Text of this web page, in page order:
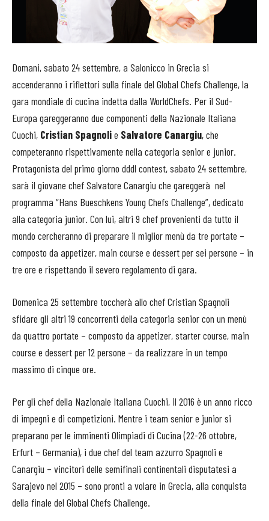
Domani, sabato 24 settembre, a Salonicco in Grecia si
accenderanno i riflettori sulla finale del Global Chefs Challenge, la
gara mondiale di cucina indetta dalla WorldChefs. Per il Sud-
Europa gareggeranno due componenti della Nazionale Italiana
Cuochi, Cristian Spagnolie Salvatore Canargiu, che
competeranno rispettivamente nella categoria senior e junior.
Protagonista del primo giorno dddl contest, sabato 24 settembre,
sarà il giovane chef Salvatore Canargiu che gareggerà nel
programma “Hans Bueschkens Young Chefs Challenge”, dedicato
alla categoria junior. Con lui, altri 9 chef provenienti da tutto il
mondo cercheranno di preparare il miglior menù da tre portate –
composto da appetizer, main course e dessert per sei persone – in
tre ore e rispettando il severo regolamento di gara.
Domenica 25 settembre toccherà allo chef Cristian Spagnoli
sfidare gli altri 19 concorrenti della categoria senior con un menù
da quattro portate – composto da appetizer, starter course, main
course e dessert per 12 persone – da realizzare in un tempo
massimo di cinque ore.
Per gli chef della Nazionale Italiana Cuochi, il 2016 è un anno ricco
di impegni e di competizioni. Mentre i team senior e junior si
preparano per le imminenti Olimpiadi di Cucina (22-26 ottobre,
Erfurt – Germania), i due chef del team azzurro Spagnoli e
Canargiu – vincitori delle semifinali continentali disputatesi a
Sarajevo nel 2015 – sono pronti a volare in Grecia, alla conquista
della finale del Global Chefs Challenge.